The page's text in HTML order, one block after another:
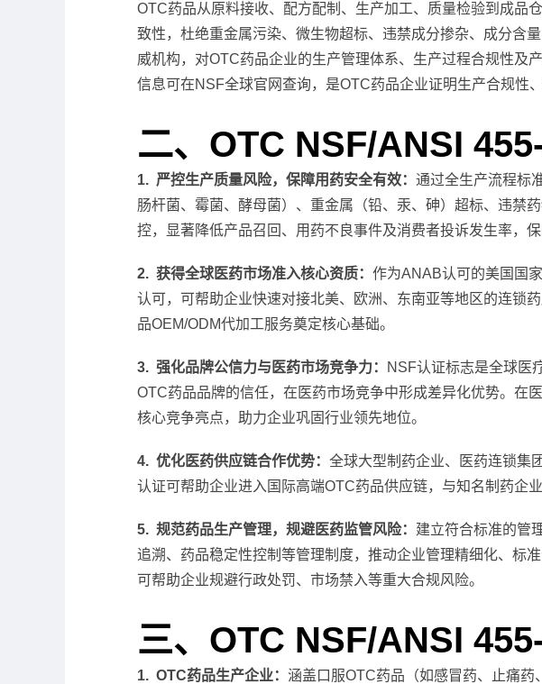
OTC药品从原料接收、配方配制、生产加工、质量检验到成品
致性，杜绝重金属污染、微生物超标、违禁成分掺杂、成分含
威机构，对OTC药品企业的生产管理体系、生产过程合规性及
信息可在NSF全球官网查询，是OTC药品企业证明生产合规性
二、OTC NSF/ANSI
1. 严控生产质量风险，保障用药安全有效： 通过全生产流程标
肠杆菌、霉菌、酵母菌）、重金属（铅、汞、砷）超标、违禁
控，显著降低产品召回、用药不良事件及消费者投诉发生率，
2. 获得全球医药市场准入核心资质： 作为ANAB认可的美国国
认可，可帮助企业快速对接北美、欧洲、东南亚等地区的连锁
品OEM/ODM代加工服务奠定核心基础。
3. 强化品牌公信力与医药市场竞争力：
NSF认证标志是全球医
OTC药品品牌的信任，在医药市场竞争中形成差异化优势。在
核心竞争亮点，助力企业巩固行业领先地位。
4. 优化医药供应链合作优势： 全球大型制药企业、医药连锁集
认证可帮助企业进入国际高端OTC药品供应链，与知名制药企
5. 规范药品生产管理，规避医药监管风险： 建立符合标准的管
追溯、药品稳定性控制等管理制度，推动企业管理精细化、标
可帮助企业规避行政处罚、市场禁入等重大合规风险。
三、OTC NSF/ANSI
1. OTC药品生产企业： 涵盖口服OTC药品（如感冒药、止痛